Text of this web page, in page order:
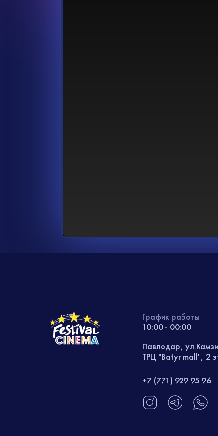
График работы
10:00 - 00:00
Павлодар,
ТРЦ "Batyr mall", 2
+7 (771) 929 95 96